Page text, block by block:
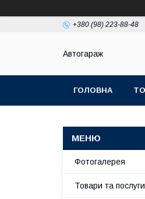
+380 (98) 223-88-48
Автогараж
ГОЛОВНА
Фотогалерея
Товари та послуги